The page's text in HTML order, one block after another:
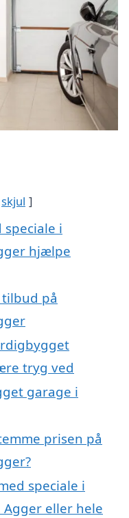
skjul
speciale i
hjælpe
på
tryg ved
garage i
prisen på
speciale i
eller hele